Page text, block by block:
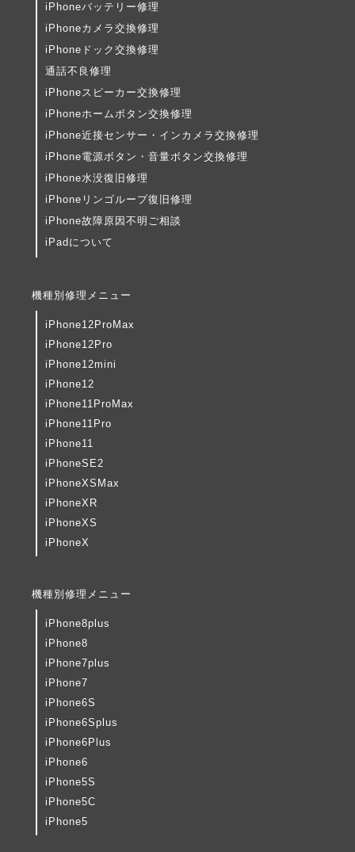
iPhoneバッテリー修理
iPhoneカメラ交換修理
iPhoneドック交換修理
通話不良修理
iPhoneスピーカー交換修理
iPhoneホームボタン交換修理
iPhone近接センサー・インカメラ交換修理
iPhone電源ボタン・音量ボタン交換修理
iPhone水没復旧修理
iPhoneリンゴループ復旧修理
iPhone故障原因不明ご相談
iPadについて
機種別修理メニュー
iPhone12ProMax
iPhone12Pro
iPhone12mini
iPhone12
iPhone11ProMax
iPhone11Pro
iPhone11
iPhoneSE2
iPhoneXSMax
iPhoneXR
iPhoneXS
iPhoneX
機種別修理メニュー
iPhone8plus
iPhone8
iPhone7plus
iPhone7
iPhone6S
iPhone6Splus
iPhone6Plus
iPhone6
iPhone5S
iPhone5C
iPhone5